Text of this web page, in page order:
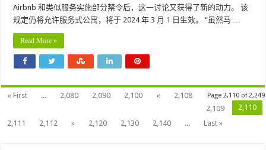
Airbnb 和类似服务实施部分禁令后，这一讨论又获得了新的动力。 该
规定仍将允许服务式公寓，将于 2024 年 3 月 1 日生效。 “虽然马 …
Read More »
Page 2,110 of 2,249
« First ... 2,080 2,090 2,100 «
2,108
2,109
2,110
2,111
2,112 » 2,120 2,130 2,140 ... Last »